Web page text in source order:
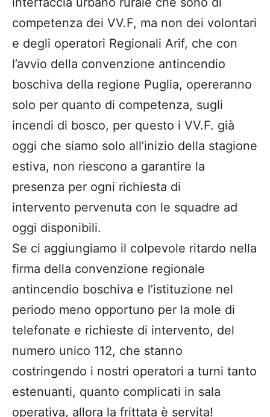
competenza dei VV.F, ma non dei volontari
e degli operatori Regionali Arif, che con
l’avvio della convenzione antincendio
boschiva della regione Puglia, opereranno
solo per quanto di competenza, sugli
incendi di bosco, per questo i VV.F. già
oggi che siamo solo all’inizio della stagione
estiva, non riescono a garantire la
presenza per ogni richiesta di
intervento pervenuta con le squadre ad
oggi disponibili.
Se ci aggiungiamo il colpevole ritardo nella
firma della convenzione regionale
antincendio boschiva e l’istituzione nel
periodo meno opportuno per la mole di
telefonate e richieste di intervento, del
numero unico 112, che stanno
costringendo i nostri operatori a turni tanto
estenuanti, quanto complicati in sala
operativa, allora la frittata è servita!